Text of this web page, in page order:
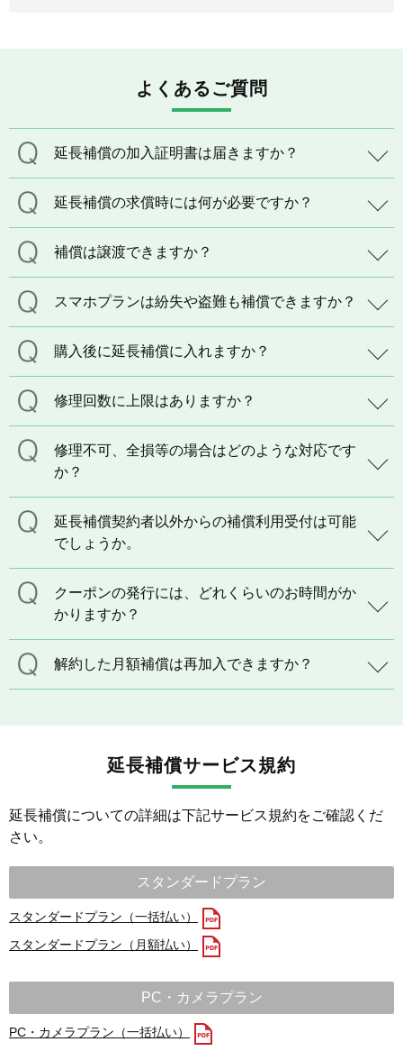
よくあるご質問
延長補償の加入証明書は届きますか？
延長補償の求償時には何が必要ですか？
補償は譲渡できますか？
スマホプランは紛失や盗難も補償できますか？
購入後に延長補償に入れますか？
修理回数に上限はありますか？
修理不可、全損等の場合はどのような対応です
か？
延長補償契約者以外からの補償利用受付は可能
でしょうか。
クーポンの発行には、どれくらいのお時間がか
かりますか？
解約した月額補償は再加入できますか？
延長補償サービス規約
延長補償についての詳細は下記サービス規約をご確認くだ
さい。
スタンダードプラン
スタンダードプラン（一括払い）
スタンダードプラン（月額払い）
PC・カメラプラン
PC・カメラプラン（一括払い）